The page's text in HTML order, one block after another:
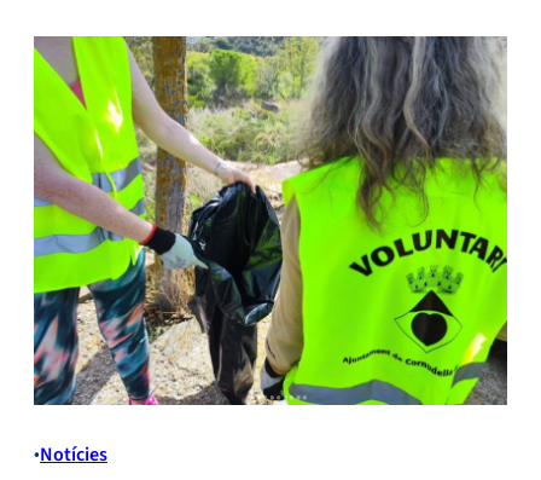
•Notícies